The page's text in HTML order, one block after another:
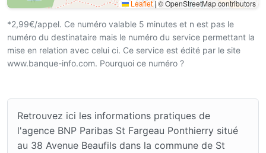
Leaflet | © OpenStreetMap contributors
*2,99€/appel. Ce numéro valable 5 minutes et n est pas le
numéro du destinataire mais le numéro du service permettant la
mise en relation avec celui ci. Ce service est édité par le site
www.banque-info.com. Pourquoi ce numéro ?
Retrouvez ici les informations pratiques de
l'agence BNP Paribas St Fargeau Ponthierry situé
au 38 Avenue Beaufils dans la commune de St